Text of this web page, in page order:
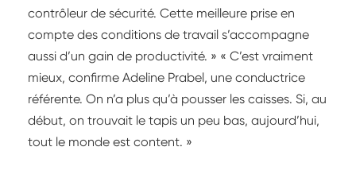
contrôleur de sécurité. Cette meilleure prise en
compte des conditions de travail s’accompagne
aussi d’un gain de productivité. » « C’est vraiment
mieux, confirme Adeline Prabel, une conductrice
référente. On n’a plus qu’à pousser les caisses. Si, au
début, on trouvait le tapis un peu bas, aujourd’hui,
tout le monde est content. »